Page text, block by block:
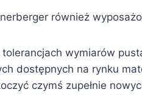
również
wymiarów
dostępnych na rynku
czymś zupełnie